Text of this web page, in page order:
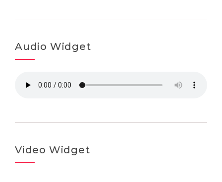
Audio Widget
Video Widget